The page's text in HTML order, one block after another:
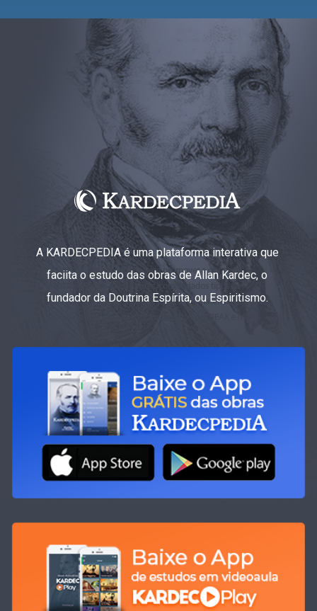
A KARDECPEDIA é uma plataforma interativa que
faciita o estudo das obras de Allan Kardec, o
fundador da Doutrina Espírita, ou Espiritismo.